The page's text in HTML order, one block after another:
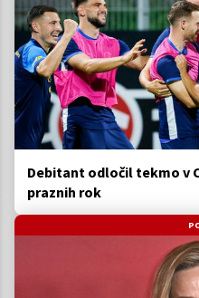
Debitant odločil tekmo v
praznih rok